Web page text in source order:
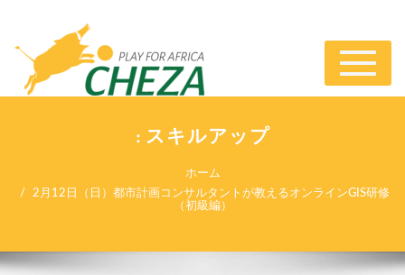
ナ
ビ
ゲ
切
え
: スキルアップ
ホーム
2月12日（日）都市計画コンサルタントが教えるオンラインGIS研修
（初級編）